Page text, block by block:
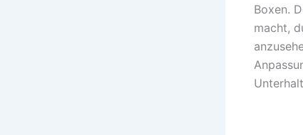
Boxen.
macht,